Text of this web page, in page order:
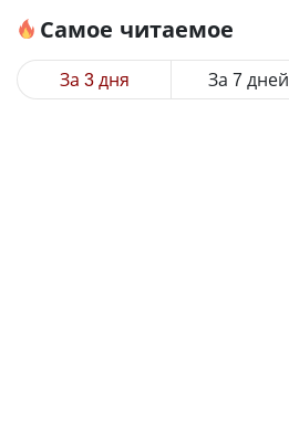
Самое читаемое
За 3 дня За 7 дней